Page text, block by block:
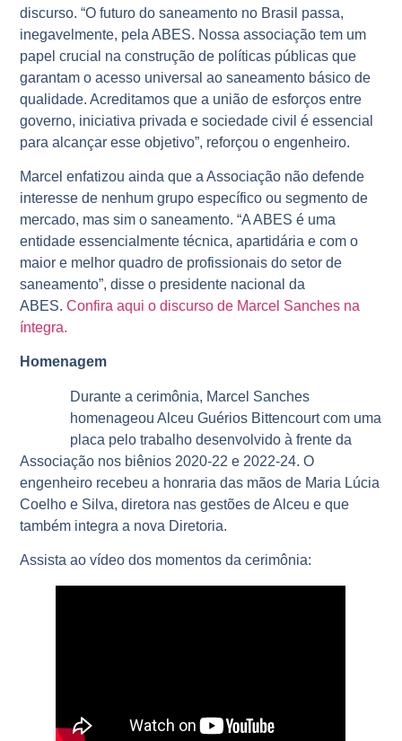
discurso. “O futuro do saneamento no Brasil passa,
inegavelmente, pela ABES. Nossa associação tem um
papel crucial na construção de políticas públicas que
garantam o acesso universal ao saneamento básico de
qualidade. Acreditamos que a união de esforços entre
governo, iniciativa privada e sociedade civil é essencial
para alcançar esse objetivo”, reforçou o engenheiro.
Marcel enfatizou ainda que a Associação não defende
interesse de nenhum grupo específico ou segmento de
mercado, mas sim o saneamento. “A ABES é uma
entidade essencialmente técnica, apartidária e com o
maior e melhor quadro de profissionais do setor de
saneamento”, disse o presidente nacional da
ABES.Confira aqui o discurso de Marcel Sanches na
íntegra.
Homenagem
Durante a cerimônia, Marcel Sanches
homenageou Alceu Guérios Bittencourt com uma
placa pelo trabalho desenvolvido à frente da
Associação nos biênios 2020-22 e 2022-24. O
engenheiro recebeu a honraria das mãos de Maria Lúcia
Coelho e Silva, diretora nas gestões de Alceu e que
também integra a nova Diretoria.
Assista ao vídeo dos momentos da cerimônia: